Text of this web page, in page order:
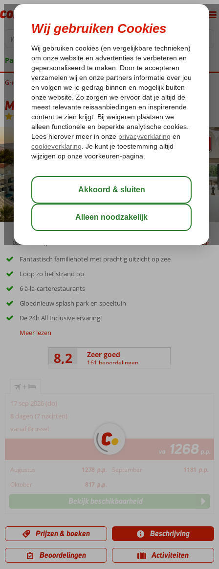
Pakketgarantie
Home
Griekenland Rhodos Kiotari Mitsis Rodos Village
Mitsis Rodos Village
Ultra All Inclusive-Hotel
03:45 bewaar
Fantastisch familiehotel met prachtig uitzicht op zee
Loop zo het strand op
6 à-la-carterestaurants
Gloednieuw splash park en speeltuin
De 24h All Inclusive ervaring!
Meer lezen
8,2 Zeer goed
161 beoordelingen
+
17 sep 2026 (do)
8 dagen (7 nachten)
vanaf Brussel
va 1268 p.p.
Augustus 1278 p.p. September 1181 p.p.
Oktober
817 p.p.
Bekijk beschikbaarheid
Prijzen & boeken Beschrijving
Beoordelingen Activiteiten